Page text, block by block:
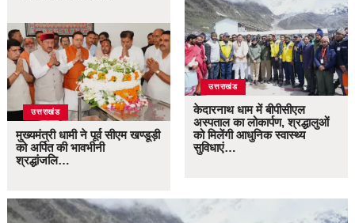
उत्तराखंड
मुख्यमंत्री धामी ने पूर्व सीएम खण्डूड़ी
को अर्पित की भावभीनी
श्रद्धांजलि…
उत्तराखंड
केदारनाथ धाम में बीपीसीएल
अस्पताल का लोकार्पण, श्रद्धालुओं
को मिलेंगी आधुनिक स्वास्थ्य
सुविधाएं…